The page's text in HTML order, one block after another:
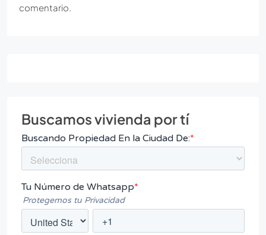
comentario.
Buscamos vivienda por tí